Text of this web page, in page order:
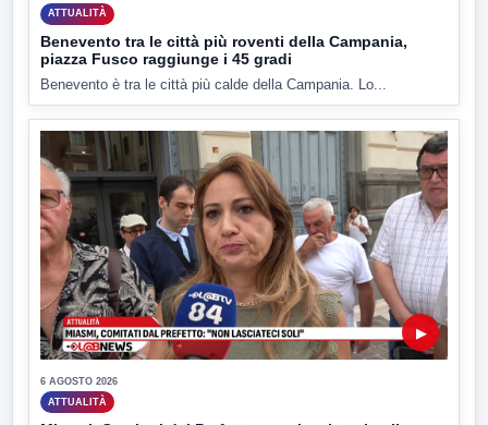
ATTUALITÀ
Benevento tra le città più roventi della Campania,
piazza Fusco raggiunge i 45 gradi
Benevento è tra le città più calde della Campania. Lo...
▶
6 AGOSTO 2026
ATTUALITÀ